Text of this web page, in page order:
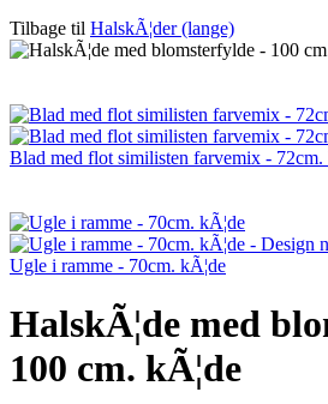
Tilbage til HalskÃ¦der (lange)
Blad med flot similisten farvemix - 72cm.
Ugle i ramme - 70cm. kÃ¦de
HalskÃ¦de med
100 cm. kÃ¦de